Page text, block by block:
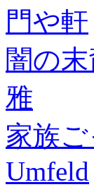
門や軒
闇の末
雅
家族
Umfeld